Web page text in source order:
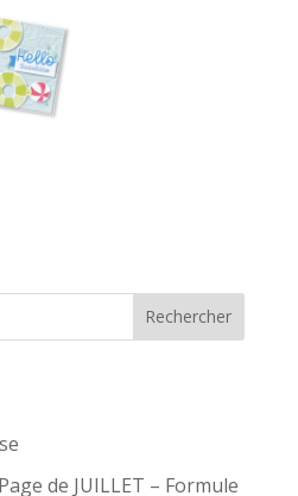
de JUILLET – Formule